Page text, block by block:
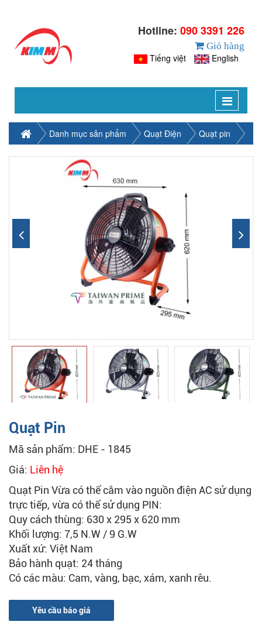
Hotline: 090 3391 226
Giỏ hàng
Tiếng việt English
Toggle
Danh mục sản phẩm Quạt Điện Quạt pin
Quạt Pin
Mã sản phẩm: DHE - 1845
Giá: Liên hệ
Quạt Pin Vừa có thể cắm vào nguồn điện AC sử dụng
trực tiếp, vừa có thể sử dụng PIN:
Quy cách thùng: 630 x 295 x 620 mm
Khối lượng: 7,5 N.W / 9 G.W
Xuất xứ: Việt Nam
Bảo hành quạt: 24 tháng
Có các màu: Cam, vàng, bạc, xám, xanh rêu.
Yêu cầu báo giá